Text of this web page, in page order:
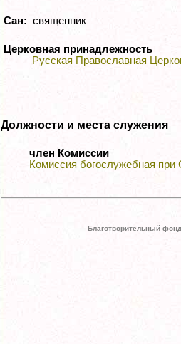
Сан: священник
Церковная принадлежность
Русская Православная
Должности и места служения
член Комиссии
Комиссия богослужебная
Благотворительный